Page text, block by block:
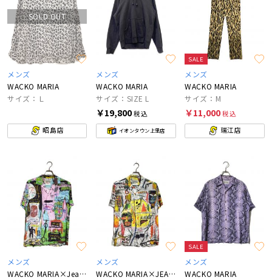
SOLD OUT
メンズ
WACKO MARIA
サイズ：Ｌ
昭島店
メンズ
WACKO MARIA
サイズ：SIZE L
￥19,800税込
イオンタウン上里店
SALE
メンズ
WACKO MARIA
サイズ：M
￥11,000税込
瑞江店
メンズ
WACKO MARIA×Jean-Michel Basquiat
メンズ
WACKO MARIA×JEAN-MICHEL BASQUAT
SALE
メンズ
WACKO MARIA